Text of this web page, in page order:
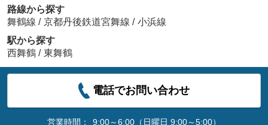
路線から探す
舞鶴線 / 京都丹後鉄道宮舞線 / 小浜線
駅から探す
西舞鶴 / 東舞鶴
電話でお問い合わせ
営業時間：
9:00～6:00（日曜日 9:00～5:00）